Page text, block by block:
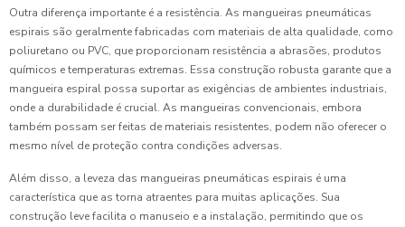
Outra diferença importante é a resistência. As mangueiras pneumáticas
espirais são geralmente fabricadas com materiais de alta qualidade, como
poliuretano ou PVC, que proporcionam resistência a abrasões, produtos
químicos e temperaturas extremas. Essa construção robusta garante que a
mangueira espiral possa suportar as exigências de ambientes industriais,
onde a durabilidade é crucial. As mangueiras convencionais, embora
também possam ser feitas de materiais resistentes, podem não oferecer o
mesmo nível de proteção contra condições adversas.
Além disso, a leveza das mangueiras pneumáticas espirais é uma
característica que as torna atraentes para muitas aplicações. Sua
construção leve facilita o manuseio e a instalação, permitindo que os